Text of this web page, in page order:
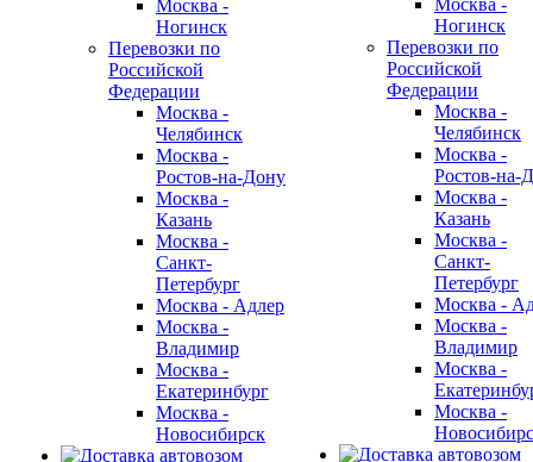
Москва -
Ногинск
Перевозки по
Российской
Федерации
Москва -
Челябинск
Москва -
Ростов-на-Дону
Москва -
Казань
Москва -
Санкт-
Петербург
Москва - Адлер
Москва -
Владимир
Москва -
Екатеринбург
Москва -
Новосибирск
Москва -
Ногинск
Перевозки по
Российской
Федерации
Москва -
Челябинск
Москва -
Ростов-на-
Москва -
Казань
Москва -
Санкт-
Петербург
Москва -
Москва -
Владимир
Москва -
Москва -